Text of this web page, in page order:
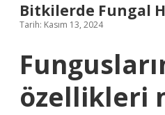
Bitkilerde Fungal
Tarih: Kasım 13, 2024
özellikleri